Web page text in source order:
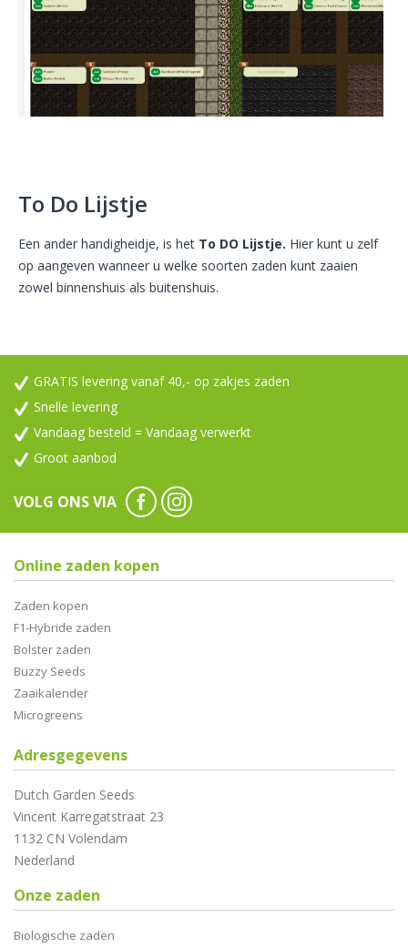
To Do Lijstje
Een ander handigheidje, is het To DO Lijstje. Hier kunt u zelf
op aangeven wanneer u welke soorten zaden kunt zaaien
zowel binnenshuis als buitenshuis.
GRATIS levering vanaf 40,- op zakjes zaden
Snelle levering
Vandaag besteld = Vandaag verwerkt
Groot aanbod
VOLG ONS VIA
Online zaden kopen
Zaden kopen
F1-Hybride zaden
Bolster zaden
Buzzy Seeds
Zaaikalender
Microgreens
Adresgegevens
Dutch Garden Seeds
Vincent Karregatstraat 23
1132 CN Volendam
Nederland
Onze zaden
Biologische zaden